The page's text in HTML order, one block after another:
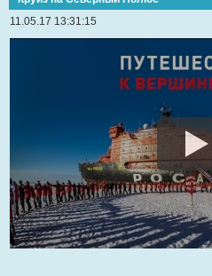
11.05.17 13:31:15